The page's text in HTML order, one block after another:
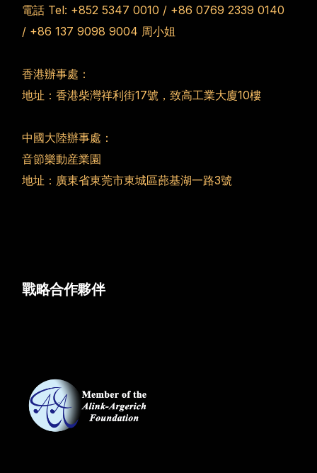
電話 Tel: +852 5347 0010 / +86 0769 2339 0140
/ +86 137 9098 9004 周小姐
香港辦事處：
地址：香港柴灣祥利街17號，致高工業大廈10樓
中國大陸辦事處：
音節樂動産業園
地址：廣東省東莞市東城區蓢基湖一路3號
戰略合作夥伴